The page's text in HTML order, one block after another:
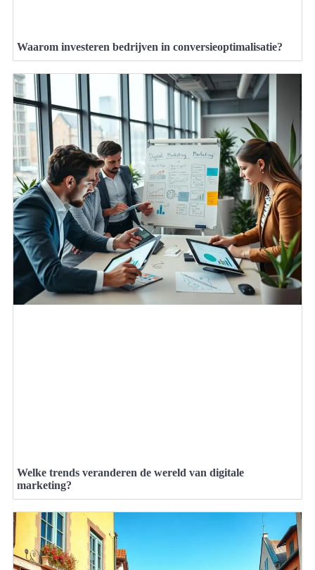
Waarom investeren bedrijven in conversieoptimalisatie?
Welke trends veranderen de wereld van digitale
marketing?